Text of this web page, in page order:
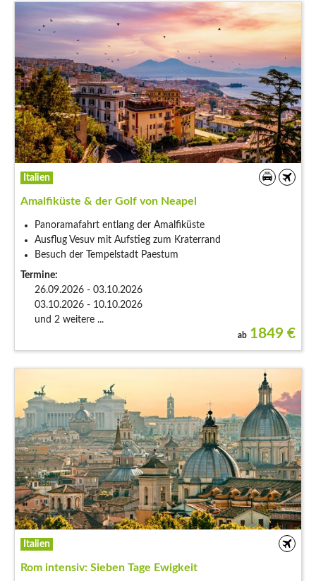
Italien
Amalfiküste & der Golf von Neapel
Panoramafahrt entlang der Amalfiküste
Ausflug Vesuv mit Aufstieg zum Kraterrand
Besuch der Tempelstadt Paestum
Termine:
26.09.2026 - 03.10.2026
03.10.2026 - 10.10.2026
und 2 weitere ...
ab 1849 €
Italien
Rom intensiv: Sieben Tage Ewigkeit